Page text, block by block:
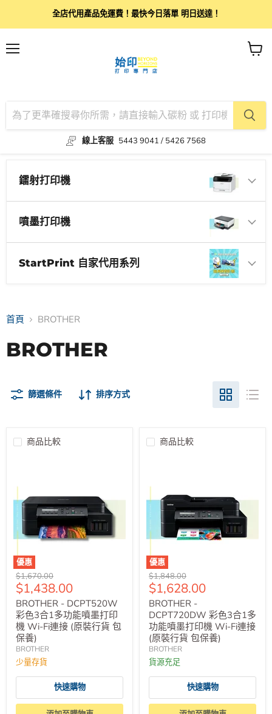
全店代用產品免運費！最快今日落單 明日送達！
線上客服 5443 9041 / 5426 7568
查
車
鐳射打印機
噴墨打印機
StartPrint 自家代用系列
首頁 BROTHER
BROTHER
篩選條件 排序方式
商品比較
優惠
原
價
$1,670.00
售
價
$1,438.00
BROTHER - DCPT520W
彩色3合1多功能噴墨打印
機 Wi-Fi連接 (原裝行貨 包
保養)
BROTHER
少量存貨
快速購物
商品比較
優惠
原
價
$1,848.00
售
價
$1,628.00
BROTHER -
DCPT720DW 彩色3合1多
功能噴墨打印機 Wi-Fi連接
(原裝行貨 包保養)
BROTHER
貨源充足
快速購物